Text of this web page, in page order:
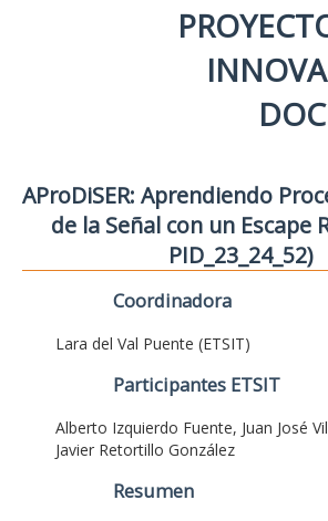
AProDiSER: Aprendiendo
de la Señal con un Escape
PID_23_24_52)
Coordinadora
Lara del Val Puente (ETSIT)
Participantes ETSIT
Alberto Izquierdo Fuente, Juan José
Javier Retortillo González
Resumen